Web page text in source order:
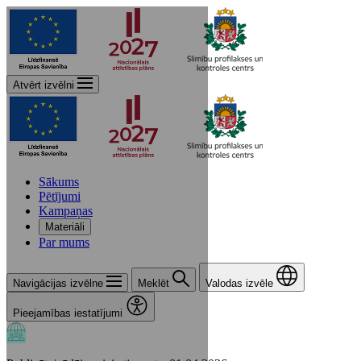
Atvērt izvēlni
Sākums
Pētījumi
Kampaņas
Materiāli
Par mums
Navigācijas izvēlne Meklēt Valodas izvēle
Pieejamības iestatījumi